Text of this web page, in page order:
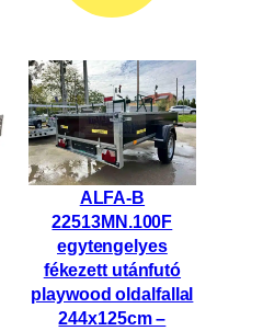
ALFA-B
22513MN.100F
egytengelyes
fékezett utánfutó
playwood oldalfallal
244x125cm –